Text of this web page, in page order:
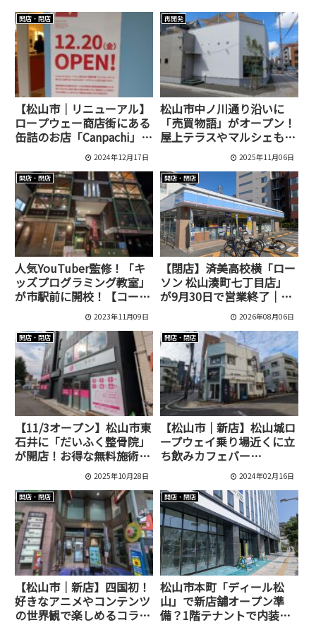
開店・閉店
【松山市｜リニューアル】
ロープウェー商店街にある
缶詰のお店「Canpachi」が
鯛のお土産専門店へと生ま
れ変わります！[メデタイ
ム]
2024年12月17日
再開発
松山市中ノ川通り沿いに
「売買物語」がオープン！
屋上テラスやマルシェも開
2025年11月06日
開店・閉店
人気YouTuber監修！「キ
ッズプログラミング教室」
が市駅前に開校！【コード
アドベンチャー松山市駅前
2023年11月09日
開店・閉店
【閉店】済美高校横「ロー
ソン 松山湊町七丁目店」
が9月30日で営業終了｜最
終日は14時閉店2026年08月06日
開店・閉店
【11/3オープン】松山市東
石井に「だいふく整骨院」
が開店！お得な無料施術体
験会も開催中！ 2025年10月28日
開店・閉店
【松山市｜新店】松山城ロ
ープウェイ乗り場近くに立
ち飲みカフェバー
「STAND 喜与」がオープ
2024年02月16日
開店・閉店
【松山市｜新店】四国初！
好きなアニメやコンテンツ
の世界観で楽しめるコラボ
開店・閉店
松山市本町「ディール松
山」で新店舗オープン準
備？1階テナントで内装工